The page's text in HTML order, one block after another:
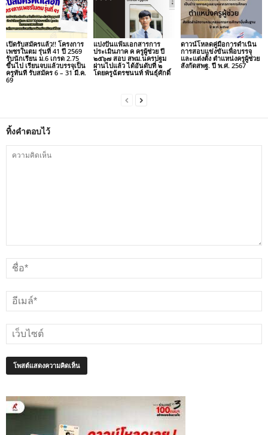
เปิดรับสมัครแล้ว!! โครงการ
เพชรในตม รุ่นที่ 41 ปี 2569
รับนักเรียน ม.6 เกรด 2.75
ขึ้นไป เรียนจบแล้วบรรจุเป็น
ครูทันที รับสมัคร 6 – 31 มี.ค.
69
แบ่งปันแฟ้มเอกสารการ
ประเมินภาค ค ครูผู้ช่วย ปี
๒๕๖๗ สอบ สพม.นครปฐม
ผ่านไปแล้ว ได้อันดับที่ ๒
โดยครูฉัตรชนนท์ พันธุ์ศักดิ์
ดาวน์โหลดคู่มือการดำเนิน
การสอบแข่งขันเพื่อบรรจุ
และแต่งตั้ง ตำแหน่งครูผู้ช่วย
สังกัดสพฐ. ปี พ.ศ. 2567
ทิ้งคำตอบไว้